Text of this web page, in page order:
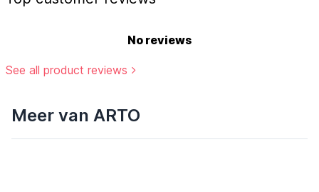
No reviews
See all product reviews
Meer van ARTO